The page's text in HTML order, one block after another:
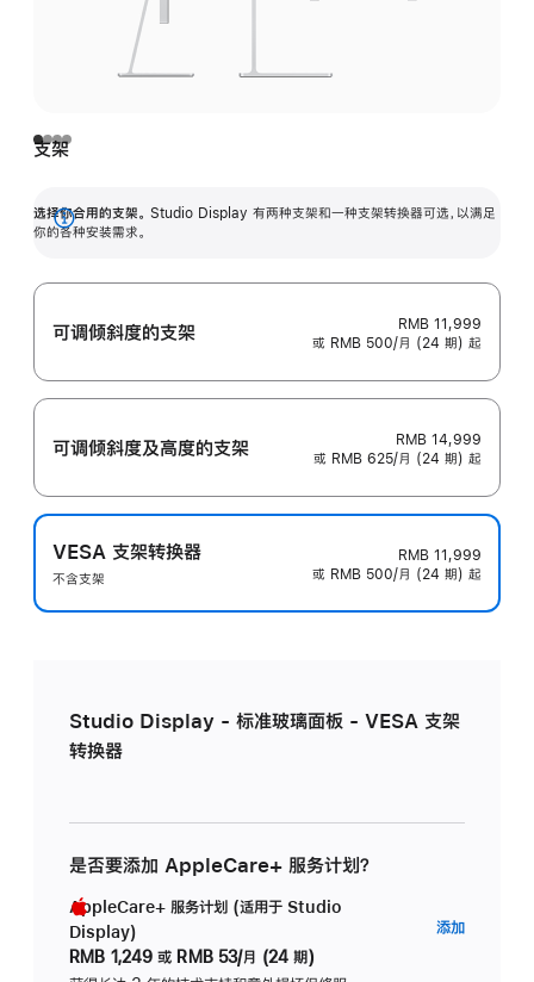
支架
选择你合用的支架。 Studio Display 有两种支架和一种支架转换器可选，以满足
你的各种安装需求。
展
可调倾斜度的支架
RMB 11,999
或 RMB 500/月 (24 期) 起
可调倾斜度及高‍度的支‍架
RMB 14,999
或 RMB 625/月 (24 期) 起
VESA 支架转换器
不含支架
RMB 11,999
或 RMB 500/月 (24 期) 起
Studio Display - 标准玻璃面板 - VESA 支架
转换器
是否要添加 AppleCare+ 服务计划？
AppleCare+ 服务计划 (适用于 Studio
Display)
RMB 1,249 或 RMB 53/月 (24 期)
添加